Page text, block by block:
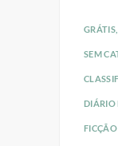
GRÁTIS
SEM
DIÁRIO